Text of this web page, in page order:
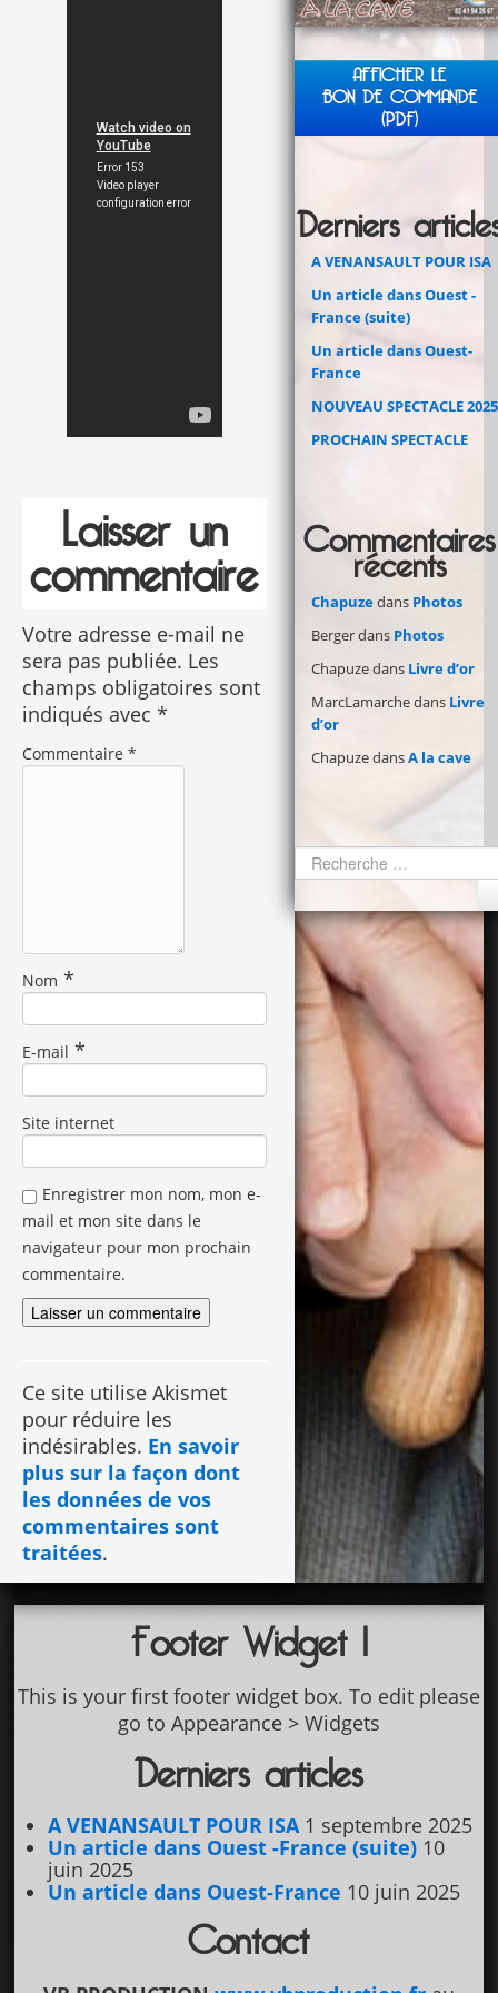
Laisser un
commentaire
Votre adresse e-mail ne
sera pas publiée. Les
champs obligatoires sont
indiqués avec *
Commentaire *
Nom *
E-mail *
Site internet
Enregistrer mon nom, mon e-
mail et mon site dans le
navigateur pour mon prochain
commentaire.
Ce site utilise Akismet
pour réduire les
indésirables. En savoir
plus sur la façon dont
les données de vos
commentaires sont
traitées.
AFFICHER LE
BON DE COMMANDE
(PDF)
Derniers
A VENANSAULT POUR ISA
Un article dans Ouest -
France (suite)
Un article dans Ouest-
France
NOUVEAU SPECTACLE 2025
PROCHAIN SPECTACLE
Commentaires
récents
Chapuzedans Photos
Bergerdans Photos
Chapuzedans Livre d’or
MarcLamarchedans Livre
d’or
ChapuzedansA la cave
Footer Widget 1
This is your first footer widget box. To edit please
go to Appearance > Widgets
Derniers articles
A VENANSAULT POUR ISA 1 septembre 2025
Un article dans Ouest -France (suite) 10
juin 2025
Un article dans Ouest-France 10 juin 2025
Contact